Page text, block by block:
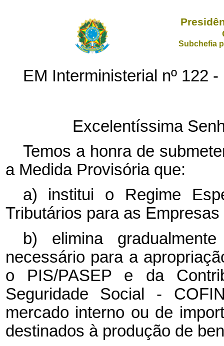
Subchefia
EM Interministerial nº 122
Excelentíssima
Temos a honra de
a Medida Provisória que:
a) institui o Regime
Tributários para as
b) elimina
necessário para a
o PIS/PASEP e da
Seguridade Social -
mercado interno ou de
destinados à produção de